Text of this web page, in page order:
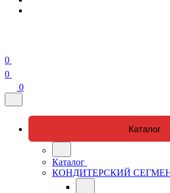
0
0
0
Каталог
Каталог
КОНДИТЕРСКИЙ